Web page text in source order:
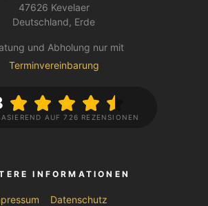
47626 Kevelaer
Deutschland, Erde
und Abholung nur mit
Terminvereinbarung
AUF 726 REZENSIONEN
INFORMATIONEN
Datenschutz